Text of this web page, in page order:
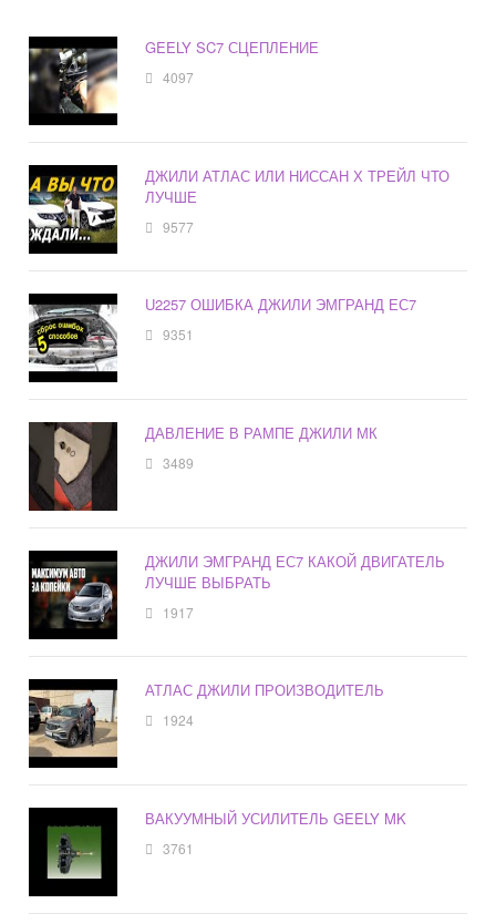
GEELY SC7 СЦЕПЛЕНИЕ
4097
ДЖИЛИ АТЛАС ИЛИ НИССАН Х ТРЕЙЛ ЧТО
ЛУЧШЕ
9577
U2257 ОШИБКА ДЖИЛИ ЭМГРАНД ЕС7
9351
ДАВЛЕНИЕ В РАМПЕ ДЖИЛИ МК
3489
ДЖИЛИ ЭМГРАНД ЕС7 КАКОЙ ДВИГАТЕЛЬ
ЛУЧШЕ ВЫБРАТЬ
1917
АТЛАС ДЖИЛИ ПРОИЗВОДИТЕЛЬ
1924
ВАКУУМНЫЙ УСИЛИТЕЛЬ GEELY MK
3761